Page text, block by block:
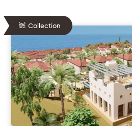
Collection